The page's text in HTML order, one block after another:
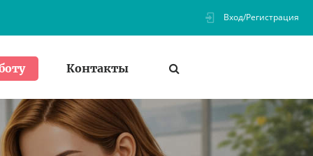
Вход/Регистрация
Контакты